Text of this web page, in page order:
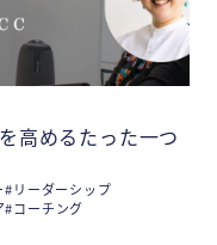
高めるたった一つ
#リーダーシップ
#コーチング